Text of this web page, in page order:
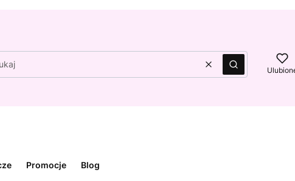
WyczyśćSzukaj
Promocje Blog